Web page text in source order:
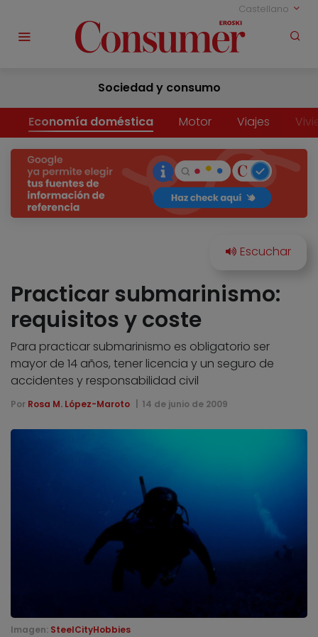
Castellano
Sociedad y consumo
Economía doméstica Motor Viajes
Practicar submarinismo:
requisitos y coste
Para practicar submarinismo es obligatorio ser
mayor de 14 años, tener licencia y un seguro de
accidentes y responsabilidad civil
Por Rosa M. López-Maroto 14 de junio de 2009
Imagen: SteelCityHobbies